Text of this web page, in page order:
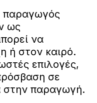
παραγωγός
ως
να
ή στον καιρό.
επιλογές,
σε
στην παραγωγή.